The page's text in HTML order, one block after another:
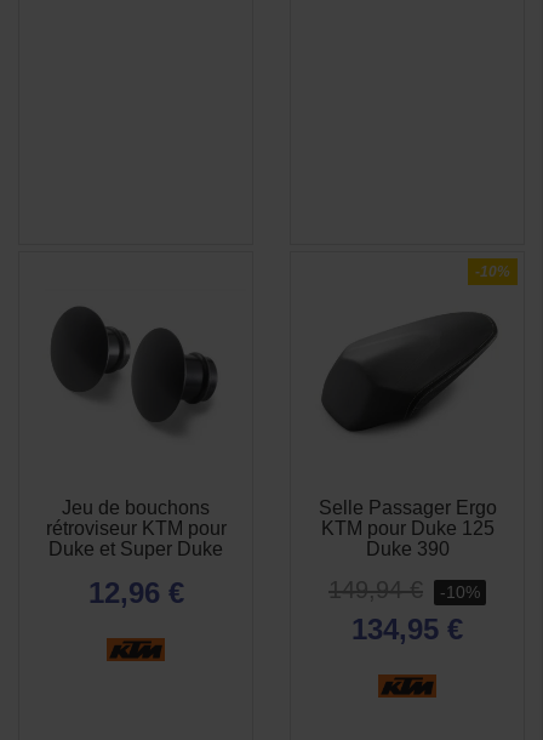
Jeu de bouchons
rétroviseur KTM pour
Duke et Super Duke
12,96 €
-10%
Selle Passager Ergo
KTM pour Duke 125
Duke 390
149,94 € -10%
134,95 €
 APERÇU
RAPIDE
APERÇU
RAPIDE